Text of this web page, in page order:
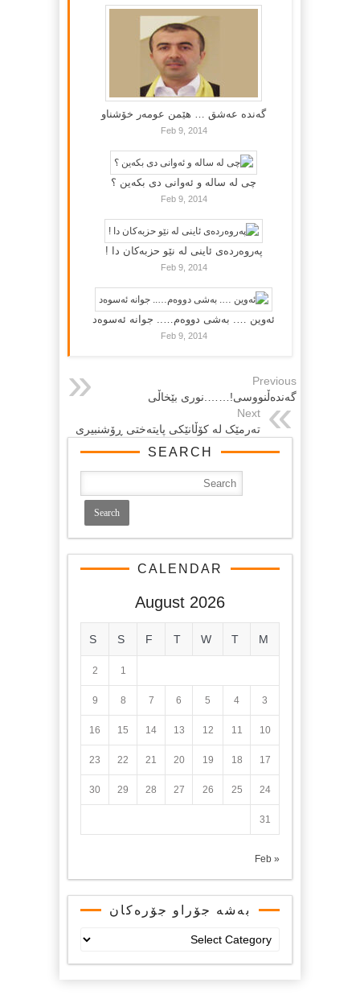
گه‌نده‌ عه‌شق … هێمن عومه‌ر خۆشناو
Feb 9, 2014
چی لە سالە و ئەوانی دی بكەین ؟
Feb 9, 2014
پەروەردەی ئاینی لە نێو حزبەکان دا !
Feb 9, 2014
ئەوین …. بەشی دووەم….. جوانە ئەسوەد
Feb 9, 2014
Previous
گەندەڵنووسى!…….نورى بێخاڵى
Next
ته‌رمێک له‌ کۆڵانێکی پایته‌ختی ڕۆشنبیری
SEARCH
CALENDAR
August 2026
M
T
W
T
F
S
S
1
2
3
4
5
6
7
8
9
10
11
12
13
14
15
16
17
18
19
20
21
22
23
24
25
26
27
28
29
30
31
« Feb
بەشە جۆراو جۆرەکان
جۆرەکان